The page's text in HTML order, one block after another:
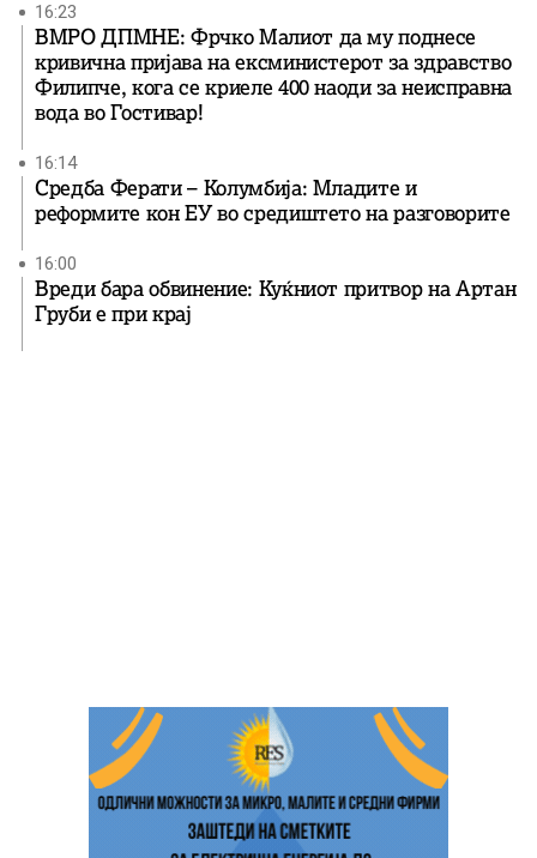
16:23
ВМРО ДПМНЕ: Фрчко Малиот да му поднесе
кривична пријава на ексминистерот за здравство
Филипче, кога се криеле 400 наоди за неисправна
вода во Гостивар!
16:14
Средба Ферати – Колумбија: Младите и
реформите кон ЕУ во средиштето на разговорите
16:00
Вреди бара обвинение: Куќниот притвор на Артан
Груби е при крај